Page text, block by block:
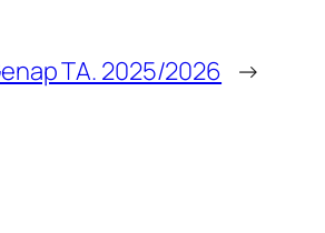
TA. 2025/2026 →